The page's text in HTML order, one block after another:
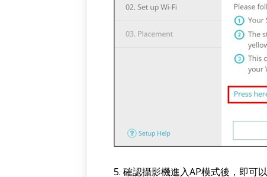
5. 確認攝影機進入AP模式後，即可